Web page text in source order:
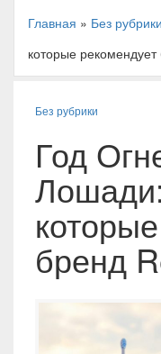
Главная » Без рубрики
которые
Без рубрики
Год
бренд